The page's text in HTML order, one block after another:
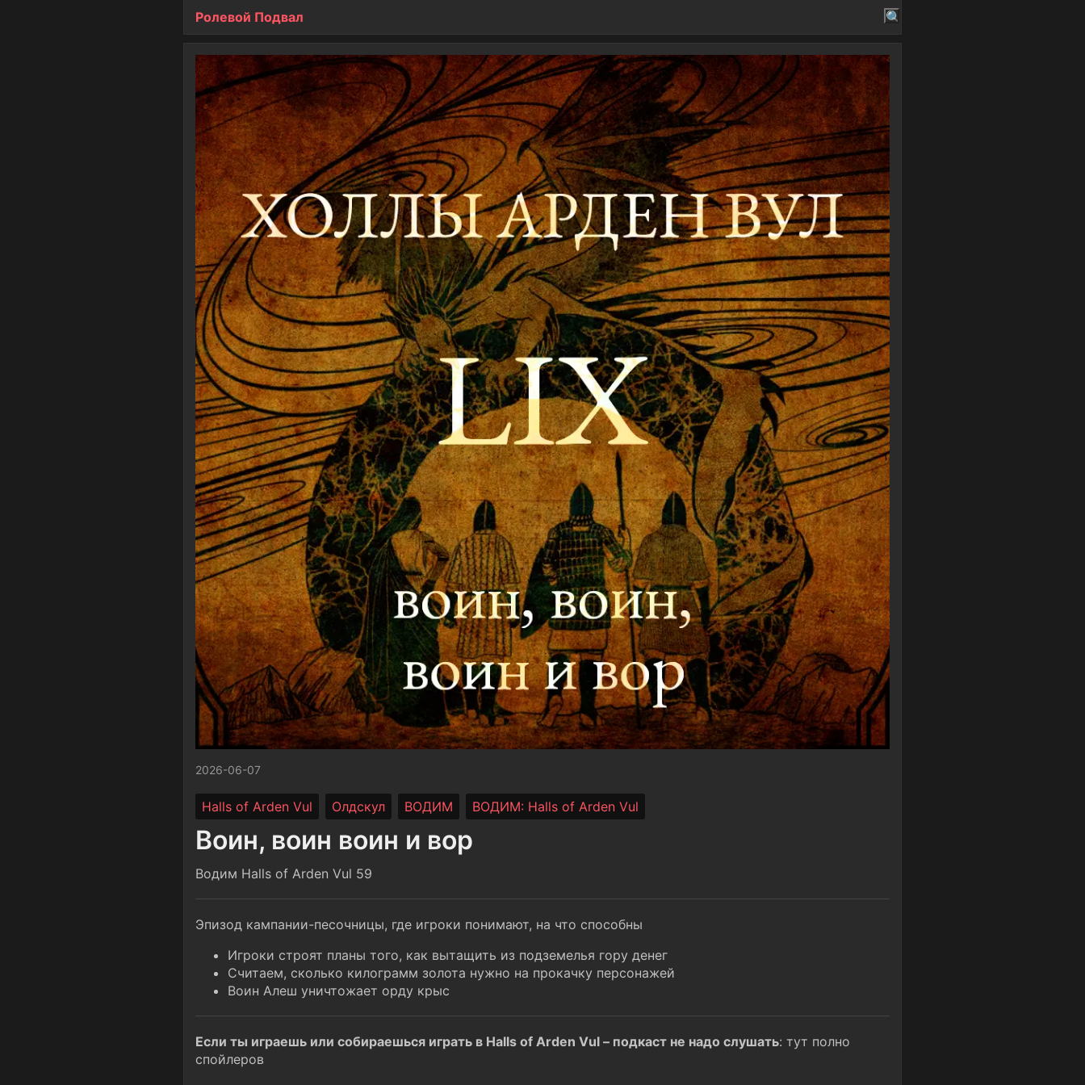
Ролевой Подвал
2026-06-07
Halls of Arden Vul Олдскул ВОДИМ ВОДИМ: Halls of Arden Vul
Воин, воин воин и вор
Водим Halls of Arden Vul 59
Эпизод кампании-песочницы, где игроки понимают, на что способны
Игроки строят планы того, как вытащить из подземелья гору денег
Считаем, сколько килограмм золота нужно на прокачку персонажей
Воин Алеш уничтожает орду крыс
Если ты играешь или собираешься играть в Halls of Arden Vul – подкаст не надо слушать: тут полно
спойлеров